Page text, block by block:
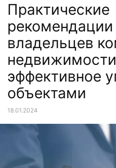
Практические
рекомендации
владельцев
эффективное
объектами
18.01.2024